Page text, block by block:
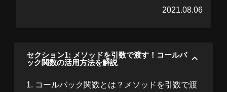
2021.08.06
セクション1: メソッドを引数で渡す！コールバ
ック関数の活用方法を解説
1. コールバック関数とは？メソッドを引数で渡